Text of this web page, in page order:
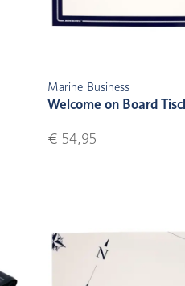
Marine Business
Welcome on Board
€ 54,95